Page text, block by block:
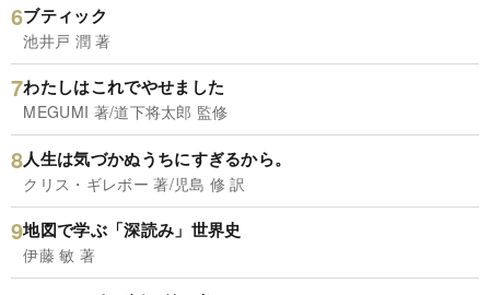
ブティック
池井戸 潤 著
わたしはこれでやせました
MEGUMI 著/道下将太郎 監修
人生は気づかぬうちにすぎるから。
クリス・ギレボー 著/児島 修 訳
地図で学ぶ「深読み」世界史
伊藤 敏 著